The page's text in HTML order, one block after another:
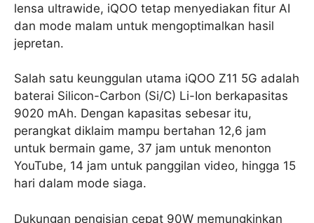
lensa ultrawide, iQOO tetap menyediakan fitur AI
dan mode malam untuk mengoptimalkan hasil
jepretan.
Salah satu keunggulan utama iQOO Z11 5G adalah
baterai Silicon-Carbon (Si/C) Li-Ion berkapasitas
9020 mAh. Dengan kapasitas sebesar itu,
perangkat diklaim mampu bertahan 12,6 jam
untuk bermain game, 37 jam untuk menonton
YouTube, 14 jam untuk panggilan video, hingga 15
hari dalam mode siaga.
Dukungan pengisian cepat 90W memungkinkan